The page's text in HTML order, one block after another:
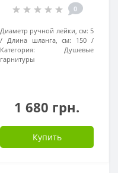
0
Диаметр ручной лейки, см: 5
Длина шланга, см:
150
Категория:
Душевые
гарнитуры
1 680 грн.
Купить